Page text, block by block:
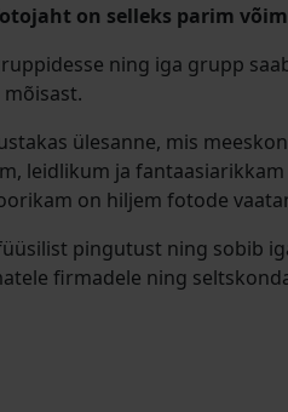
on selleks parim
ning iga grupp
ülesanne, mis
leidlikum ja
on hiljem fotode
pingutust ning sobib
firmadele ning